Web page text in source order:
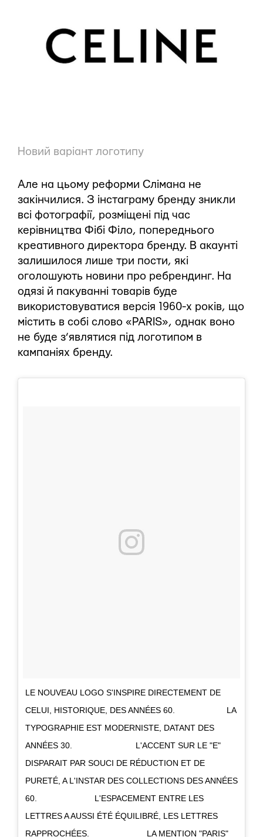
Новий варіант логотипу
Але на цьому реформи Слімана не
закінчилися. З інстаграму бренду зникли
всі фотографії, розміщені під час
керівництва Фібі Філо, попереднього
креативного директора бренду. В акаунті
залишилося лише три пости, які
оголошують новини про ребрендинг. На
одязі й пакуванні товарів буде
використовуватися версія 1960-х років, що
містить в собі слово «PARIS», однак воно
не буде з’являтися під логотипом в
кампаніях бренду.
LE NOUVEAU LOGO S'INSPIRE DIRECTEMENT DE
CELUI, HISTORIQUE, DES ANNÉES 60. ⠀⠀⠀⠀⠀⠀⠀⠀ LA
TYPOGRAPHIE EST MODERNISTE, DATANT DES
ANNÉES 30. ⠀⠀⠀⠀⠀⠀⠀⠀⠀⠀ L'ACCENT SUR LE "E"
DISPARAIT PAR SOUCI DE RÉDUCTION ET DE
PURETÉ, A L'INSTAR DES COLLECTIONS DES ANNÉES
60. ⠀⠀⠀⠀⠀⠀⠀⠀⠀ L'ESPACEMENT ENTRE LES
LETTRES A AUSSI ÉTÉ ÉQUILIBRÉ, LES LETTRES
RAPPROCHÉES. ⠀⠀⠀⠀⠀⠀⠀⠀⠀ LA MENTION "PARIS"